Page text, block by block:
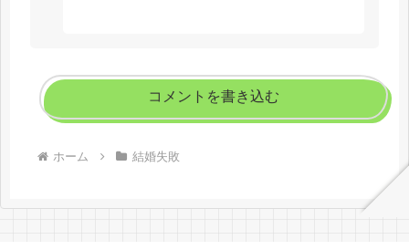
コメントを書き込む
ホーム 結婚失敗